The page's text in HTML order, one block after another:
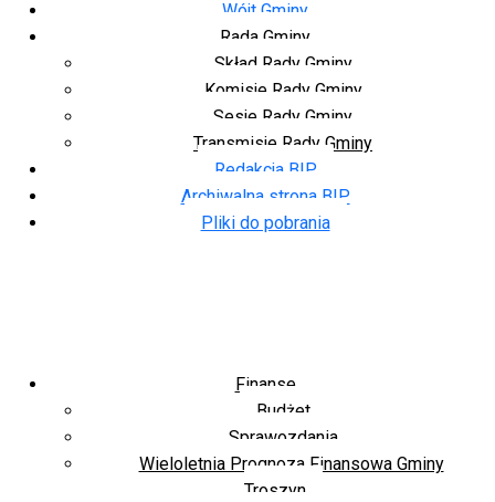
Wójt Gminy
Rada Gminy
Skład Rady Gminy
Komisje Rady Gminy
Sesje Rady Gminy
Transmisje Rady Gminy
Redakcja BIP
Archiwalna strona BIP
Pliki do pobrania
Finanse
Budżet
Sprawozdania
Wieloletnia Prognoza Finansowa Gminy
Troszyn